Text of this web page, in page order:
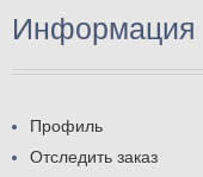
Информация
Профиль
Отследить заказ